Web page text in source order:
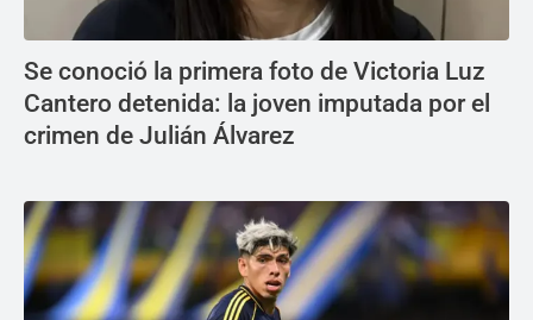
Se conoció la primera foto de Victoria Luz
Cantero detenida: la joven imputada por el
crimen de Julián Álvarez